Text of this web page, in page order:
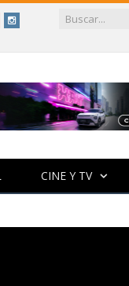
Instagram
CINE Y TV